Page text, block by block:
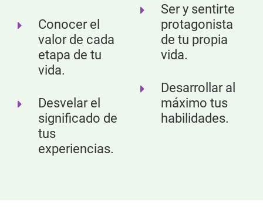
Conocer el
valor de cada
etapa de tu
vida.
Desvelar el
significado de
tus
experiencias.
Ser y sentirte
protagonista
de tu propia
vida.
Desarrollar al
máximo tus
habilidades.